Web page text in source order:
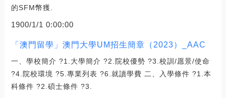
的SFM幣獲.
1900/1/1 0:00:00
「澳門留學」澳門大學UM招生簡章（2023）_AAC
一、學校簡介 ?1.大學簡介 ?2.院校優勢 ?3.校訓/愿景/使命
?4.院校環境 ?5.專業列表 ?6.就讀學費 二、入學條件 ?1.本
科條件 ?2.碩士條件 ?3.